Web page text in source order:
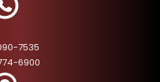
7535
6900